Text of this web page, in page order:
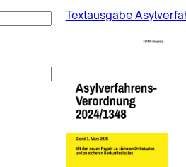
Textausgabe